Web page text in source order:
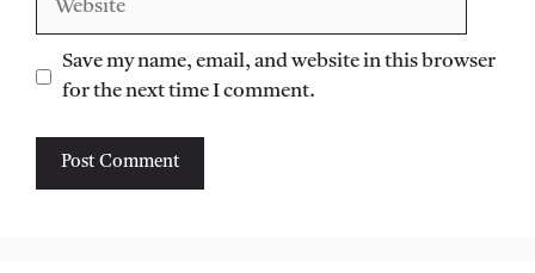
Save my name, email, and website in this browser
for the next time I comment.